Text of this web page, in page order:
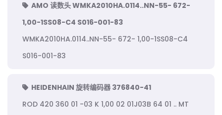
AMO 读数头 WMKA2010HA.0114..NN-55- 672-
1,00-1SS08-C4 S016-001-83
WMKA2010HA.0114..NN-55- 672- 1,00-1SS08-C4
S016-001-83
HEIDENHAIN 旋转编码器 376840-41
ROD 420 360 01 -03 K 1,00 02 01J03B 64 01 .. MT